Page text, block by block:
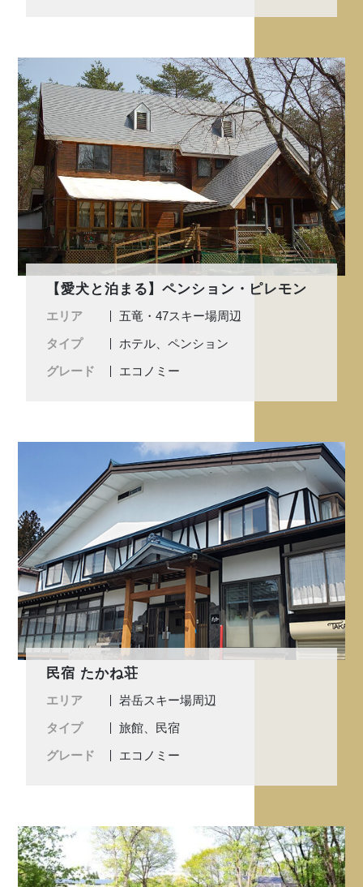
【愛犬と泊まる】ペンション・ピレモン
エリア
五竜・47スキー場周辺
タイプ
ホテル、ペンション
グレード
エコノミー
民宿 たかね荘
エリア
岩岳スキー場周辺
タイプ
旅館、民宿
グレード
エコノミー